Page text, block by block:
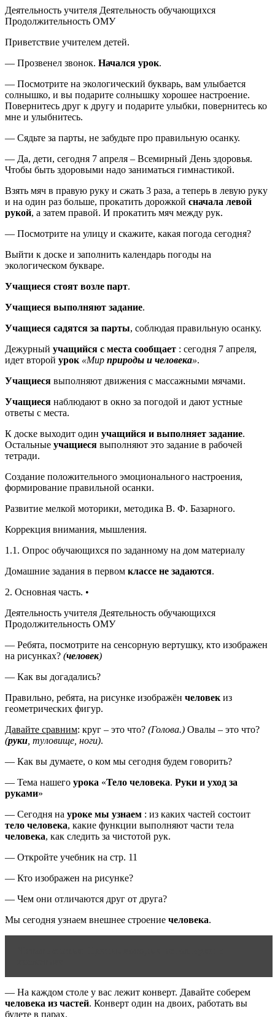
Деятельность учителя Деятельность обучающихся
Продолжительность ОМУ
Приветствие учителем детей.
— Прозвенел звонок. Начался урок.
— Посмотрите на экологический букварь, вам улыбается
солнышко, и вы подарите солнышку хорошее настроение.
Повернитесь друг к другу и подарите улыбки, повернитесь ко
мне и улыбнитесь.
— Сядьте за парты, не забудьте про правильную осанку.
— Да, дети, сегодня 7 апреля – Всемирный День здоровья.
Чтобы быть здоровыми надо заниматься гимнастикой.
Взять мяч в правую руку и сжать 3 раза, а теперь в левую руку
и на один раз больше, прокатить дорожкой сначала левой
рукой, а затем правой. И прокатить мяч между рук.
— Посмотрите на улицу и скажите, какая погода сегодня?
Выйти к доске и заполнить календарь погоды на
экологическом букваре.
Учащиеся стоят возле парт.
Учащиеся выполняют задание.
Учащиеся садятся за парты, соблюдая правильную осанку.
Дежурный учащийся с места сообщает : сегодня 7 апреля,
идет второй урок «Мир природы и человека».
Учащиеся выполняют движения с массажными мячами.
Учащиеся наблюдают в окно за погодой и дают устные
ответы с места.
К доске выходит один учащийся и выполняет задание.
Остальные учащиеся выполняют это задание в рабочей
тетради.
Создание положительного эмоционального настроения,
формирование правильной осанки.
Развитие мелкой моторики, методика В. Ф. Базарного.
Коррекция внимания, мышления.
1.1. Опрос обучающихся по заданному на дом материалу
Домашние задания в первом классе не задаются.
2. Основная часть. •
Деятельность учителя Деятельность обучающихся
Продолжительность ОМУ
— Ребята, посмотрите на сенсорную вертушку, кто изображен
на рисунках? (человек)
— Как вы догадались?
Правильно, ребята, на рисунке изображён человек из
геометрических фигур.
Давайте сравним: круг – это что? (Голова.) Овалы – это что?
(руки , туловище, ноги).
— Как вы думаете, о ком мы сегодня будем говорить?
— Тема нашего урока «Тело человека. Руки и уход за
руками»
— Сегодня на уроке мы узнаем : из каких частей состоит
тело человека, какие функции выполняют части тела
человека, как следить за чистотой рук.
— Откройте учебник на стр. 11
— Кто изображен на рисунке?
— Чем они отличаются друг от друга?
Мы сегодня узнаем внешнее строение человека.
— На каждом столе у вас лежит конверт. Давайте соберем
человека из частей. Конверт один на двоих, работать вы
будете в парах.